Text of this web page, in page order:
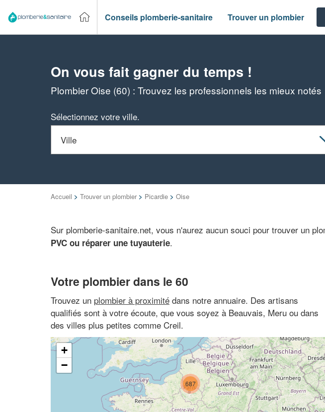
Conseils plomberie-sanitaire Trouver un plombier
On vous fait gagner du temps !
Plombier Oise (60) : Trouvez les professionnels les mieux notés
Sélectionnez votre ville.
Accueil > Trouver un plombier > Picardie > Oise
Sur plomberie-sanitaire.net, vous n'aurez aucun souci pour trouver un
PVC ou réparer une tuyauterie.
Votre plombier dans le 60
Trouvez un plombier à proximité dans notre annuaire. Des artisans
qualifiés sont à votre écoute, que vous soyez à Beauvais, Meru ou dans
des villes plus petites comme Creil.
687
+
−